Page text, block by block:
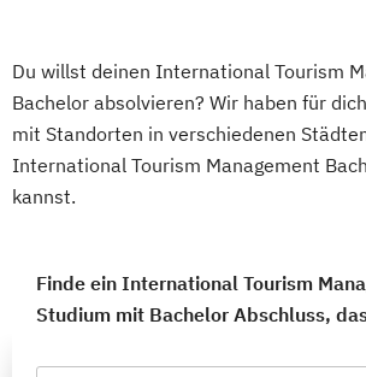
Du willst deinen International Tourism
Bachelor absolvieren? Wir haben für
mit Standorten in verschiedenen
International Tourism Management
kannst.
Finde ein International Tourism
Studium mit Bachelor Abschluss,